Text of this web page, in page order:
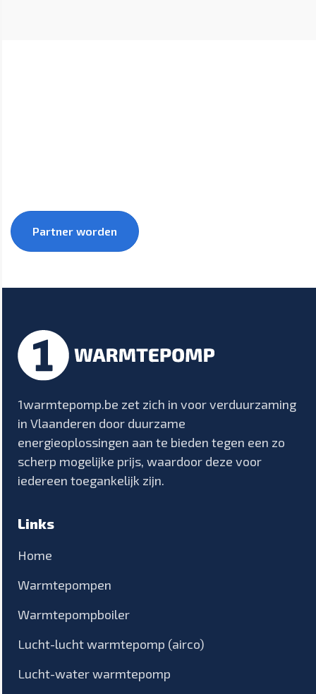
Partner worden
1warmtepomp.be zet zich in voor verduurzaming
in Vlaanderen door duurzame
energieoplossingen aan te bieden tegen een zo
scherp mogelijke prijs, waardoor deze voor
iedereen toegankelijk zijn.
Links
Home
Warmtepompen
Warmtepompboiler
Lucht-lucht warmtepomp (airco)
Lucht-water warmtepomp